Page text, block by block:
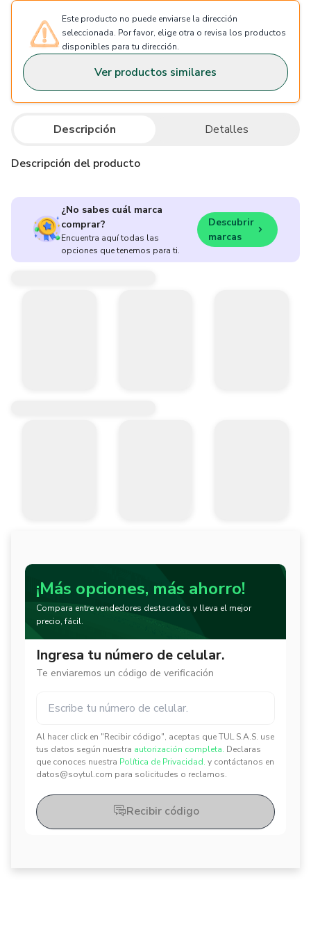
Este producto no puede enviarse la dirección
seleccionada. Por favor, elige otra o revisa los productos
disponibles para tu dirección.
Ver productos similares
Descripción Detalles
Descripción del producto
¿No sabes cuál marca
comprar?
Encuentra aquí todas las
opciones que tenemos para ti.
Descubrir
marcas
¡Más opciones, más ahorro!
Compara entre vendedores destacados y lleva el mejor
precio, fácil.
Ingresa tu número de celular.
Te enviaremos un código de verificación
Al hacer click en "Recibir código", aceptas que TUL S.A.S. use
tus datos según nuestra autorización completa. Declaras
que conoces nuestra Política de Privacidad. y contáctanos en
datos@soytul.com para solicitudes o reclamos.
✕
✕
Recibir código